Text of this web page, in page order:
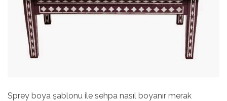
Sprey boya şablonu ile sehpa nasıl boyanır merak